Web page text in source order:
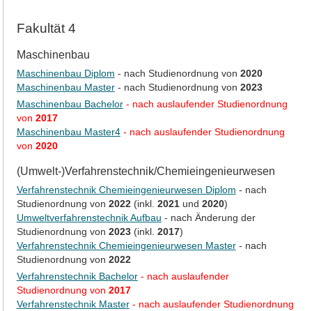
Fakultät 4
Maschinenbau
Maschinenbau Diplom - nach Studienordnung von 2020
Maschinenbau Master- nach Studienordnung von 2023
Maschinenbau Bachelor- nach auslaufender Studienordnung
von 2017
Maschinenbau Master4- nach auslaufender Studienordnung
von 2020
(Umwelt-)Verfahrenstechnik/Chemieingenieurwesen
Verfahrenstechnik Chemieingenieurwesen Diplom - nach
Studienordnung von 2022(inkl. 2021und 2020)
Umweltverfahrenstechnik Aufbau - nach Änderung der
Studienordnung von 2023(inkl. 2017)
Verfahrenstechnik Chemieingenieurwesen Master- nach
Studienordnung von 2022
Verfahrenstechnik Bachelor- nach auslaufender
Studienordnung von 2017
Verfahrenstechnik Master- nach auslaufender Studienordnung